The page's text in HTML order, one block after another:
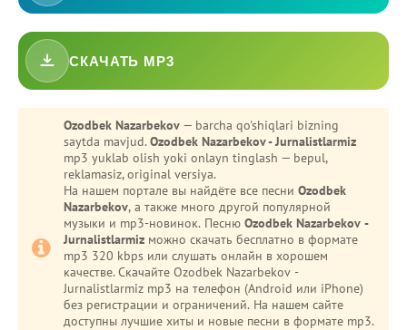
СКАЧАТЬ MP3
Ozodbek Nazarbekov — barcha qo'shiqlari bizning
saytda mavjud. Ozodbek Nazarbekov - Jurnalistlarmiz
mp3 yuklab olish yoki onlayn tinglash — bepul,
reklamasiz, original versiya.
На нашем портале вы найдёте все песни Ozodbek
Nazarbekov, а также много другой популярной
музыки и mp3-новинок. Песню Ozodbek Nazarbekov -
Jurnalistlarmiz можно скачать бесплатно в формате
mp3 320 kbps или слушать онлайн в хорошем
качестве. Скачайте Ozodbek Nazarbekov -
Jurnalistlarmiz mp3 на телефон (Android или iPhone)
без регистрации и ограничений. На нашем сайте
доступны лучшие хиты и новые песни в формате mp3.
-Bezori
Oshiq edim